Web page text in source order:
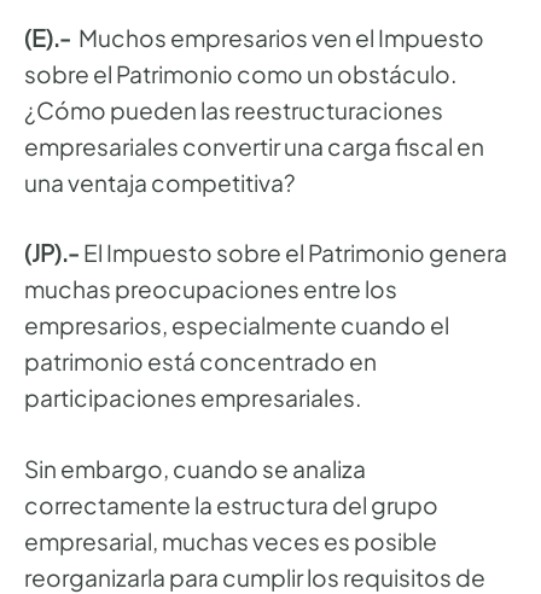
(E).- Muchos empresarios ven el Impuesto
sobre el Patrimonio como un obstáculo.
¿Cómo pueden las reestructuraciones
empresariales convertir una carga fiscal en
una ventaja competitiva?
(JP).- El Impuesto sobre el Patrimonio genera
muchas preocupaciones entre los
empresarios, especialmente cuando el
patrimonio está concentrado en
participaciones empresariales.
Sin embargo, cuando se analiza
correctamente la estructura del grupo
empresarial, muchas veces es posible
reorganizarla para cumplir los requisitos de